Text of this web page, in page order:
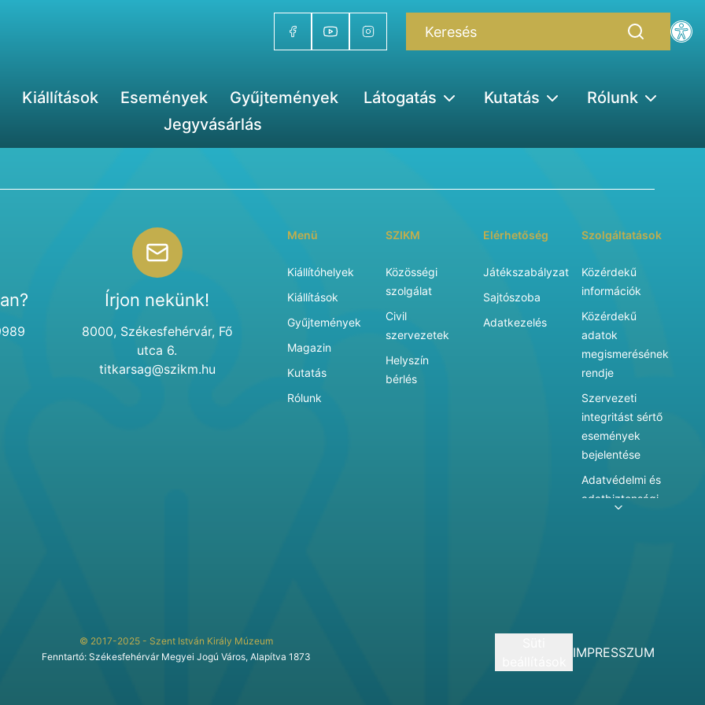
Kiállítások Események Gyűjtemények Látogatás Kutatás
Rólunk
Jegyvásárlás
Írjon nekünk!
8000, Székesfehérvár, Fő
utca 6.
titkarsag@szikm.hu
Menü
Kiállítóhelyek
Kiállítások
Gyűjtemények
Magazin
Kutatás
Rólunk
SZIKM
Közösségi
szolgálat
Civil
szervezetek
Helyszín
bérlés
Elérhetőség
Játékszabályzat
Sajtószoba
Adatkezelés
Szolgáltatások
Közérdekű
információk
Közérdekű
adatok
megismerésének
rendje
Szervezeti
integritást sértő
események
bejelentése
Adatvédelmi és
adatbiztonsági
szolgáltatásai
© 2017-2025 - Szent István Király Múzeum
Fenntartó: Székesfehérvár Megyei Jogú Város, Alapítva 1873
IMPRESSZUM